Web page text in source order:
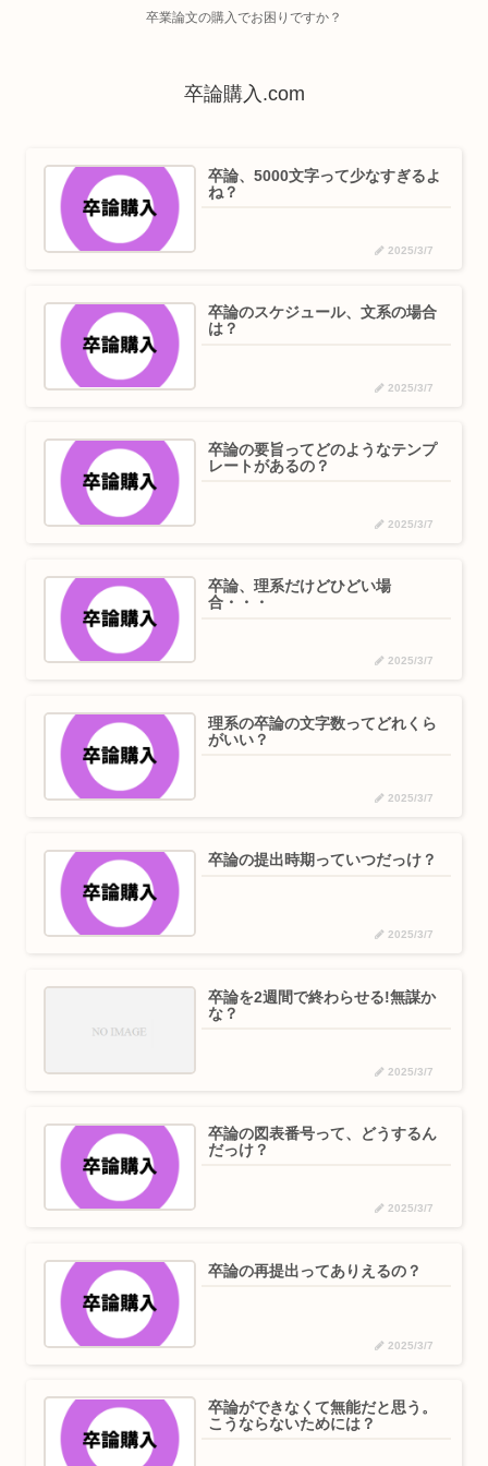
卒業論文の購入でお困りですか？
卒論購入.com
卒論、5000文字って少なすぎるよ
ね？
2025/3/7
卒論のスケジュール、文系の場合
は？
2025/3/7
卒論の要旨ってどのようなテンプ
レートがあるの？
2025/3/7
卒論、理系だけどひどい場
合・・・
2025/3/7
理系の卒論の文字数ってどれくら
がいい？
2025/3/7
卒論の提出時期っていつだっけ？
2025/3/7
卒論を2週間で終わらせる!無謀か
な？
2025/3/7
卒論の図表番号って、どうするん
だっけ？
2025/3/7
卒論の再提出ってありえるの？
2025/3/7
卒論ができなくて無能だと思う。
こうならないためには？